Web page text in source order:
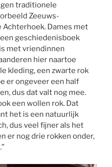
traditionele
Zeeuws-
Achterhoek. Dames met
geschiedenisboek
met vriendinnen
hier naartoe
kleding, een zwarte rok
er ongeveer een half
dus dat valt nog mee.
een wollen rok. Dat
het is een natuurlijk
dus veel fijner als het
er nog drie rokken onder,